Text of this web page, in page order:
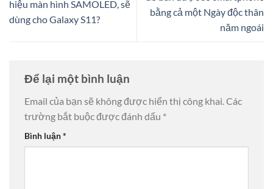
hiệu màn hình SAMOLED, sẽ
dùng cho Galaxy S11?
bằng cả một Ngày độc thân
năm ngoái
Để lại một bình luận
Email của bạn sẽ không được hiển thị công khai.Các
trường bắt buộc được đánh dấu *
Bình luận*